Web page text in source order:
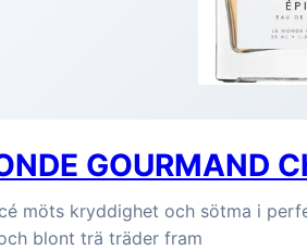
GOURMAND
möts kryddighet och sötma i
blont trä träder fram